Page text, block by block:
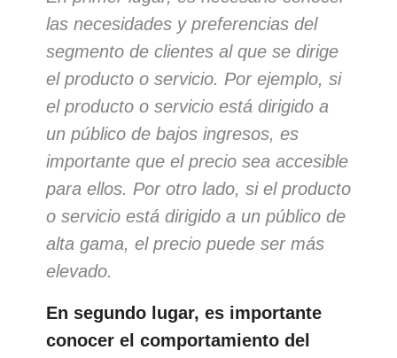
las necesidades y preferencias del
segmento de clientes al que se dirige
el producto o servicio. Por ejemplo, si
el producto o servicio está dirigido a
un público de bajos ingresos, es
importante que el precio sea accesible
para ellos. Por otro lado, si el producto
o servicio está dirigido a un público de
alta gama, el precio puede ser más
elevado.
En segundo lugar, es importante
conocer el comportamiento del